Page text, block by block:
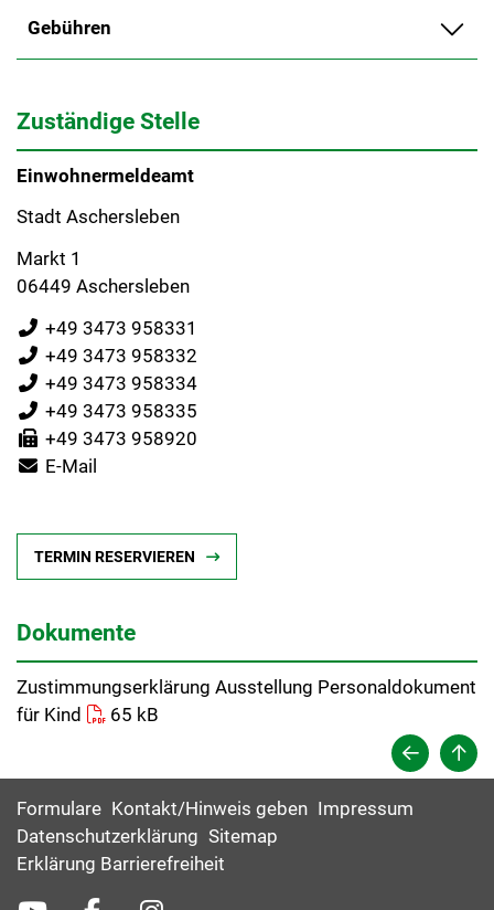
Gebühren
Zuständige Stelle
Einwohnermeldeamt
Stadt Aschersleben
Markt 1
06449 Aschersleben
+49 3473 958331
+49 3473 958332
+49 3473 958334
+49 3473 958335
+49 3473 958920
E-Mail
TERMIN RESERVIEREN
Dokumente
Zustimmungserklärung Ausstellung Personaldokument
für Kind
65 kB
Formulare Kontakt/Hinweis geben Impressum
Datenschutzerklärung Sitemap
Erklärung Barrierefreiheit